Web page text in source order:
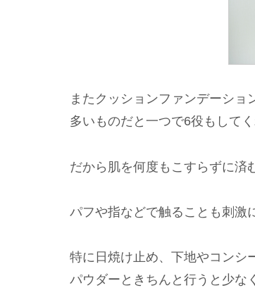
またクッションファンデーショ
多いものだと一つで6役もしてく
だから肌を何度もこすらずに済
パフや指などで触ることも刺激
特に日焼け止め、下地やコンシ
パウダーときちんと行うと少な